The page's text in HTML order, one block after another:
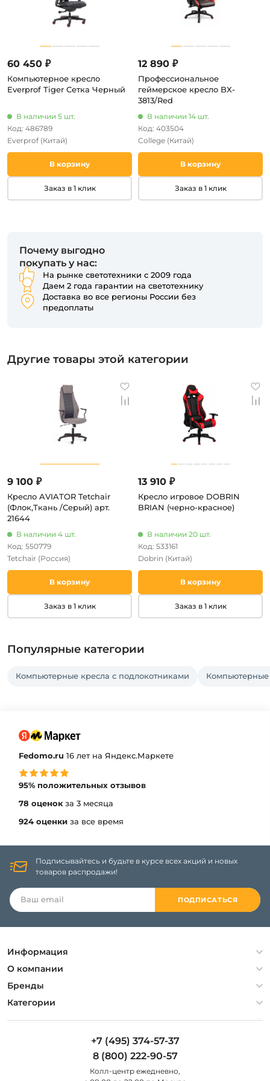
60 450 ₽
Компьютерное кресло
Everprof Tiger Сетка Черный
В наличии 5 шт.
Код: 486789
Everprof (Китай)
В корзину
Заказ в 1 клик
12 890 ₽
Профессиональное
геймерское кресло BX-
3813/Red
В наличии 14 шт.
Код: 403504
College (Китай)
В корзину
Заказ в 1 клик
Почему выгодно
покупать у нас:
На рынке светотехники с 2009 года
Даем 2 года гарантии на светотехнику
Доставка во все регионы России без
предоплаты
Другие товары этой категории
9 100 ₽
Кресло AVIATOR Tetchair
(Флок,Ткань /Серый) арт.
21644
В наличии 4 шт.
Код: 550779
Tetchair (Россия)
В корзину
Заказ в 1 клик
13 910 ₽
Кресло игровое DOBRIN
BRIAN (черно-красное)
В наличии 20 шт.
Код: 533161
Dobrin (Китай)
В корзину
Заказ в 1 клик
Популярные категории
Компьютерные кресла с подлокотниками
Fedomo.ru 16 лет на Яндекс.Маркете
95% положительных отзывов
78 оценок за 3 месяца
924 оценки за все время
Подписывайтесь и будьте в курсе всех акций и новых
товаров распродажи!
ПОДПИСАТЬСЯ
Информация
Политика конфиденциальности
Гарантия
Оплата и доставка
О компании
О компании
Контакты
Бренды
Artelamp
Категории
Люстры
Уличные светильники
+7 (495) 374-57-37
8 (800) 222-90-57
Колл-центр eжедневно,